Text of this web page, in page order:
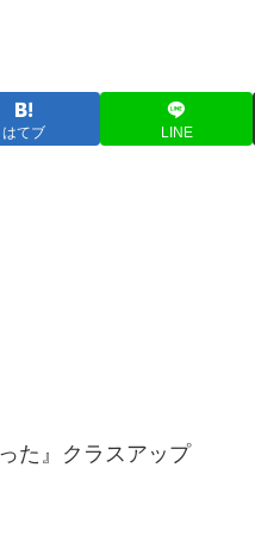
はてブ LINE
た』クラスアップ